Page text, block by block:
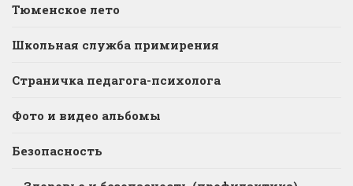
Тюменское лето
Школьная служба примирения
Страничка педагога-психолога
Фото и видео альбомы
Безопасность